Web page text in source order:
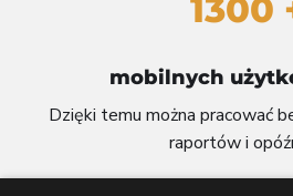
1300
mobilnych
Dzięki temu można pracować
raportów i